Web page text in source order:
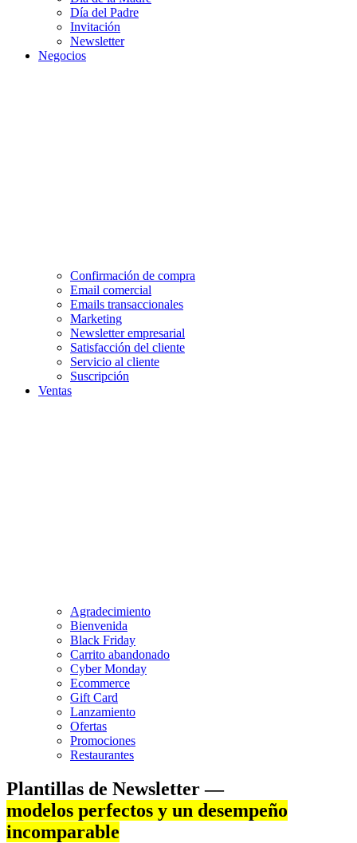
Día del Padre
Invitación
Newsletter
Negocios
Confirmación de compra
Email comercial
Emails transaccionales
Marketing
Newsletter empresarial
Satisfacción del cliente
Servicio al cliente
Suscripción
Ventas
Agradecimiento
Bienvenida
Black Friday
Carrito abandonado
Cyber Monday
Ecommerce
Gift Card
Lanzamiento
Ofertas
Promociones
Restaurantes
Plantillas de Newsletter —
modelos perfectos y un desempeño
incomparable